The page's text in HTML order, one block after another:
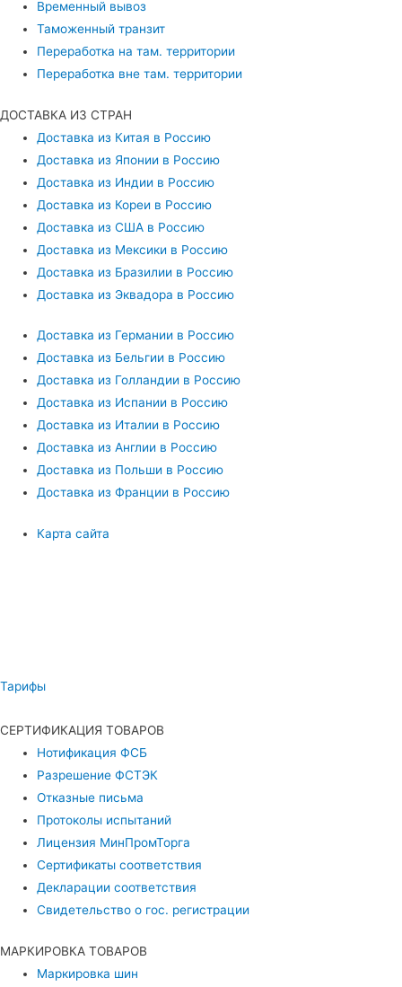
Временный вывоз
Таможенный транзит
Переработка на там. территории
Переработка вне там. территории
ДОСТАВКА ИЗ СТРАН
Доставка из Китая в Россию
Доставка из Японии в Россию
Доставка из Индии в Россию
Доставка из Кореи в Россию
Доставка из США в Россию
Доставка из Мексики в Россию
Доставка из Бразилии в Россию
Доставка из Эквадора в Россию
Доставка из Германии в Россию
Доставка из Бельгии в Россию
Доставка из Голландии в Россию
Доставка из Испании в Россию
Доставка из Италии в Россию
Доставка из Англии в Россию
Доставка из Польши в Россию
Доставка из Франции в Россию
Карта сайта
Тарифы
СЕРТИФИКАЦИЯ ТОВАРОВ
Нотификация ФСБ
Разрешение ФСТЭК
Отказные письма
Протоколы испытаний
Лицензия МинПромТорга
Сертификаты соответствия
Декларации соответствия
Свидетельство о гос. регистрации
МАРКИРОВКА ТОВАРОВ
Маркировка шин